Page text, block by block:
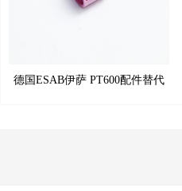
德国ESAB伊萨 PT600配件替代